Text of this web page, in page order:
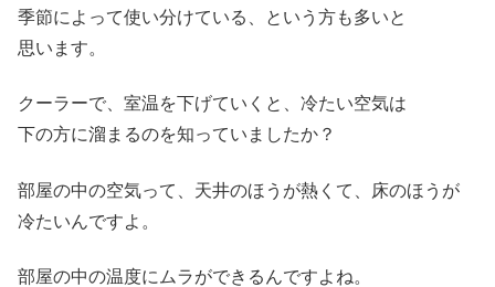
季節によって使い分けている、という方も多いと
思います。
クーラーで、室温を下げていくと、冷たい空気は
下の方に溜まるのを知っていましたか？
部屋の中の空気って、天井のほうが熱くて、床のほうが
冷たいんですよ。
部屋の中の温度にムラができるんですよね。